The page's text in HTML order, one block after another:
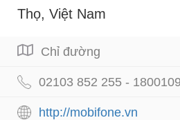
Thọ, Việt Nam
Chỉ đường
02103 852 255 -
http://mobifone.vn